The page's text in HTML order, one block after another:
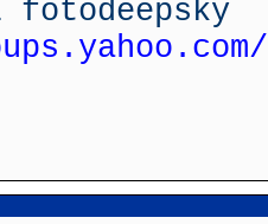
fotodeepsky